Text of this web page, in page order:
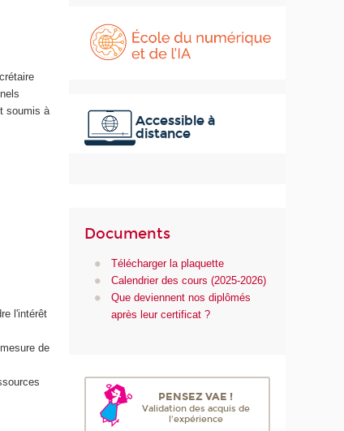
soumis à
l'intérêt
de
Accessible à
distance
Documents
Télécharger la plaquette
Calendrier des cours (2025-2026)
Que deviennent nos diplômés
après leur certificat ?
PENSEZ VAE !
Validation des acquis de
l'expérience